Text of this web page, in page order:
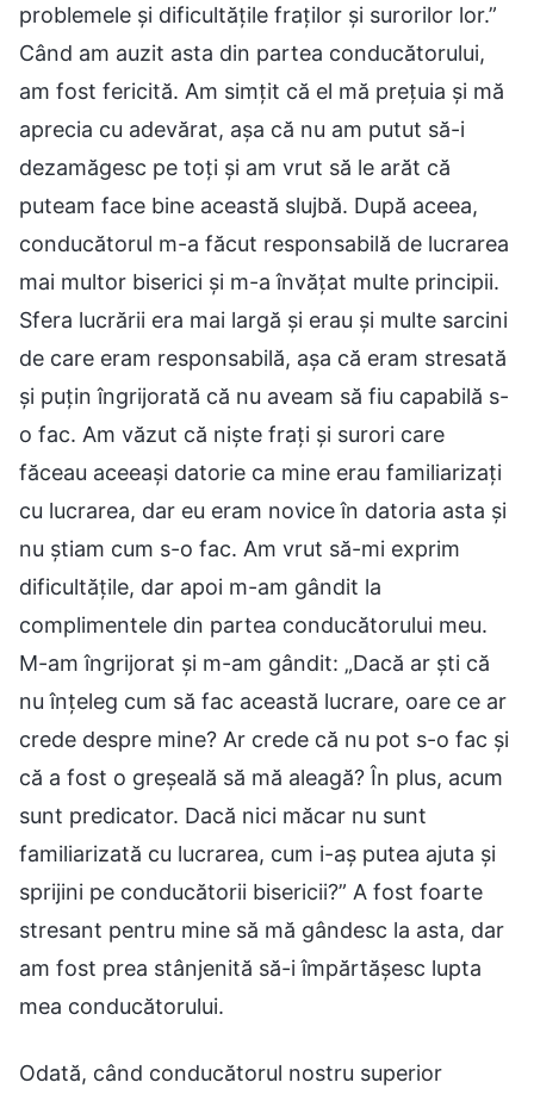
problemele și dificultățile fraților și surorilor lor.”
Când am auzit asta din partea conducătorului,
am fost fericită. Am simțit că el mă prețuia și mă
aprecia cu adevărat, așa că nu am putut să-i
dezamăgesc pe toți și am vrut să le arăt că
puteam face bine această slujbă. După aceea,
conducătorul m-a făcut responsabilă de lucrarea
mai multor biserici și m-a învățat multe principii.
Sfera lucrării era mai largă și erau și multe sarcini
de care eram responsabilă, așa că eram stresată
și puțin îngrijorată că nu aveam să fiu capabilă s-
o fac. Am văzut că niște frați și surori care
făceau aceeași datorie ca mine erau familiarizați
cu lucrarea, dar eu eram novice în datoria asta și
nu știam cum s-o fac. Am vrut să-mi exprim
dificultățile, dar apoi m-am gândit la
complimentele din partea conducătorului meu.
M-am îngrijorat și m-am gândit: „Dacă ar ști că
nu înțeleg cum să fac această lucrare, oare ce ar
crede despre mine? Ar crede că nu pot s-o fac și
că a fost o greșeală să mă aleagă? În plus, acum
sunt predicator. Dacă nici măcar nu sunt
familiarizată cu lucrarea, cum i-aș putea ajuta și
sprijini pe conducătorii bisericii?” A fost foarte
stresant pentru mine să mă gândesc la asta, dar
am fost prea stânjenită să-i împărtășesc lupta
mea conducătorului.
Odată, când conducătorul nostru superior